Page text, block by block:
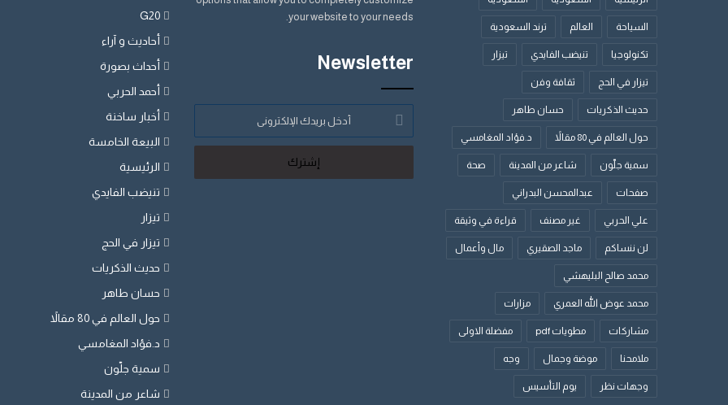
السياحة العالم ترند السعودية
تكنولوجيا تنيضب الفايدي تيزار
تيزار في الحج ثقافة وفن
حديث الذكريات حسان طاهر
حول العالم في 80 مقالاً د.فؤاد المغامسي
سمية جلّون شاعر من المدينة صحة
صفحات عبدالمحسن البدراني
علي الحربي غير مصنف قراءة في وثيقة
لن ننساكم ماجد الصقيري مال وأعمال
محمد صالح البليهشي
محمد عوض الله العمري مزارات
مشاركات مطويات pdf مفضلة الاولى
ملامحنا موضة وجمال وجه
وجهات نظر يوم التأسيس
your website to your needs.
Newsletter
أدخل
بريدك
الإلكتروني
G20
أحاديث و آراء
أحداث بصورة
أحمد الحربي
أخبار ساخنة
البيعة الخامسة
الرئيسية
تنيضب الفايدي
تيزار
تيزار في الحج
حديث الذكريات
حسان طاهر
حول العالم في 80 مقالاً
د.فؤاد المغامسي
سمية جلّون
شاعر من المدينة